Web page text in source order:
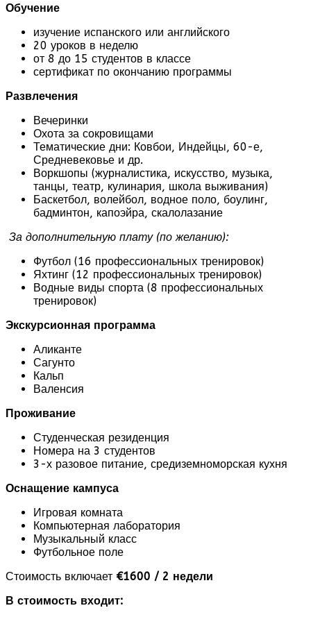
Обучение
изучение испанского или английского
20 уроков в неделю
от 8 до 15 студентов в классе
сертификат по окончанию программы
Развлечения
Вечеринки
Охота за сокровищами
Тематические дни: Ковбои, Индейцы, 60-е,
Средневековье и др.
Воркшопы (журналистика, искусство, музыка,
танцы, театр, кулинария, школа выживания)
Баскетбол, волейбол, водное поло, боулинг,
бадминтон, капоэйра, скалолазание
За дополнительную плату (по желанию):
Футбол (16 профессиональных тренировок)
Яхтинг (12 профессиональных тренировок)
Водные виды спорта (8 профессиональных
тренировок)
Экскурсионная программа
Аликанте
Сагунто
Кальп
Валенсия
Проживание
Студенческая резиденция
Номера на 3 студентов
3-х разовое питание, средиземноморская кухня
Оснащение кампуса
Игровая комната
Компьютерная лаборатория
Музыкальный класс
Футбольное поле
Стоимость включает €1600 / 2 недели
В стоимость входит: